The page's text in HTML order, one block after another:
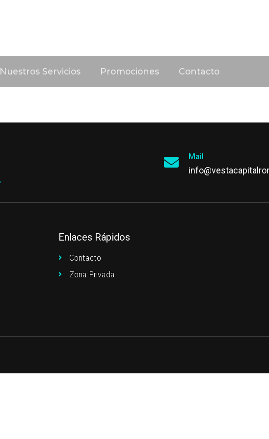
Nuestros Servicios Promociones Contacto
Mail
Enlaces Rápidos
Contacto
Zona Privada